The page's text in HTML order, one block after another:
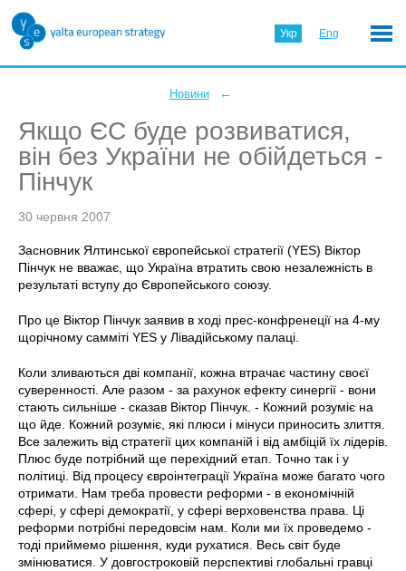
Укр Eng
Новини ←
Якщо ЄС буде розвиватися,
він без України не обійдеться -
Пінчук
30 червня 2007
Засновник Ялтинської європейської стратегії (YES) Віктор
Пінчук не вважає, що Україна втратить свою незалежність в
результаті вступу до Європейського союзу.
Про це Віктор Пінчук заявив в ході прес-конфренеції на 4-му
щорічному самміті YES у Лівадійському палаці.
Коли зливаються дві компанії, кожна втрачає частину своєї
суверенності. Але разом - за рахунок ефекту синергії - вони
стають сильніше - сказав Віктор Пінчук. - Кожний розуміє на
що йде. Кожний розуміє, які плюси і мінуси приносить злиття.
Все залежить від стратегії цих компаній і від амбіцій їх лідерів.
Плюс буде потрібний ще перехідний етап. Точно так і у
політиці. Від процесу євроінтеграції Україна може багато чого
отримати. Нам треба провести реформи - в економічній
сфері, у сфері демократії, у сфері верховенства права. Ці
реформи потрібні передовсім нам. Коли ми їх проведемо -
тоді приймемо рішення, куди рухатися. Весь світ буде
змінюватися. У довгостроковій перспективі глобальні гравці